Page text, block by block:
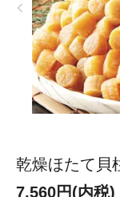
乾燥ほたて
7,560円(内税)